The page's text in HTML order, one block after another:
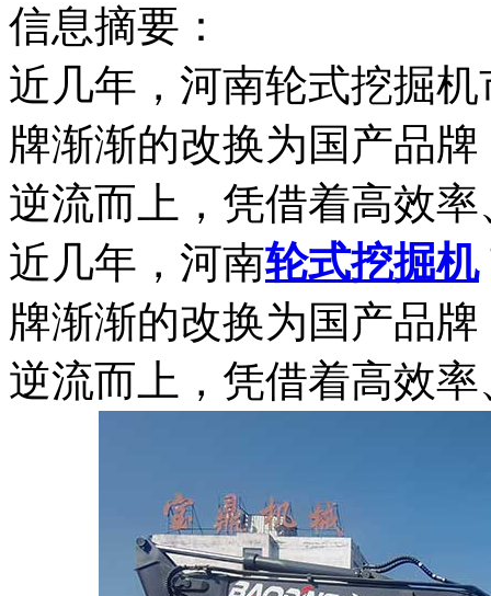
信息摘要：
近几年，河南轮式挖掘
牌渐渐的改换为国产品
逆流而上，凭借着高效
近几年，河南轮式挖掘机
牌渐渐的改换为国产品
逆流而上，凭借着高效